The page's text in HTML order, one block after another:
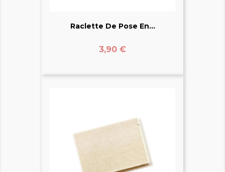
Raclette De Pose En...
Prix
3,90 €